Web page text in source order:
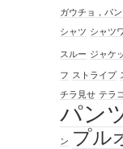
ガウチョ，パン
シャツ シャツ
スルー ジャケ
フ ストライプ
チラ見せ テラ
パン
ン プル